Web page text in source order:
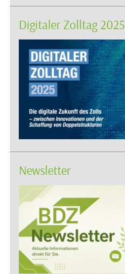
Digitaler Zolltag 2025
Newsletter